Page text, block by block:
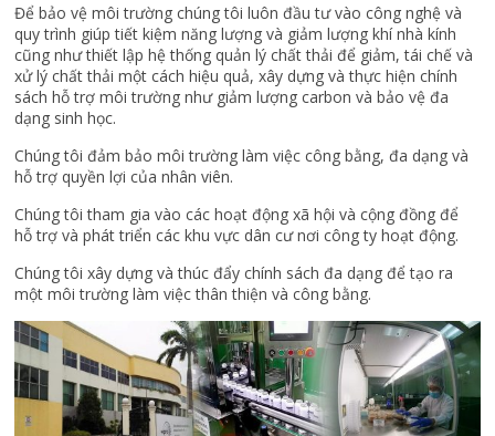
Để bảo vệ môi trường chúng tôi luôn đầu tư vào công nghệ và
quy trình giúp tiết kiệm năng lượng và giảm lượng khí nhà kính
cũng như thiết lập hệ thống quản lý chất thải để giảm, tái chế và
xử lý chất thải một cách hiệu quả, xây dựng và thực hiện chính
sách hỗ trợ môi trường như giảm lượng carbon và bảo vệ đa
dạng sinh học.
Chúng tôi đảm bảo môi trường làm việc công bằng, đa dạng và
hỗ trợ quyền lợi của nhân viên.
Chúng tôi tham gia vào các hoạt động xã hội và cộng đồng để
hỗ trợ và phát triển các khu vực dân cư nơi công ty hoạt động.
Chúng tôi xây dựng và thúc đẩy chính sách đa dạng để tạo ra
một môi trường làm việc thân thiện và công bằng.